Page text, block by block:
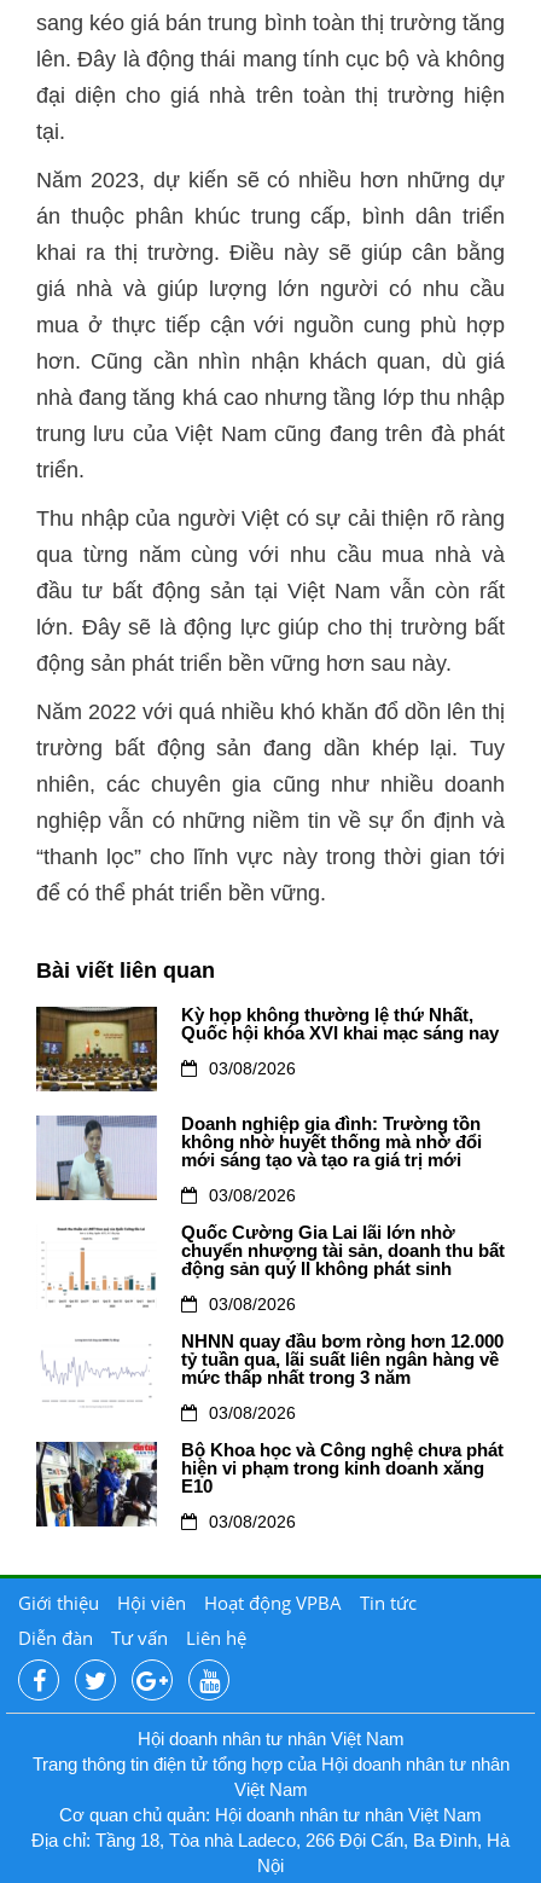
sang kéo giá bán trung bình toàn thị trường tăng
lên. Đây là động thái mang tính cục bộ và không
đại diện cho giá nhà trên toàn thị trường hiện
tại.
Năm 2023, dự kiến sẽ có nhiều hơn những dự
án thuộc phân khúc trung cấp, bình dân triển
khai ra thị trường. Điều này sẽ giúp cân bằng
giá nhà và giúp lượng lớn người có nhu cầu
mua ở thực tiếp cận với nguồn cung phù hợp
hơn. Cũng cần nhìn nhận khách quan, dù giá
nhà đang tăng khá cao nhưng tầng lớp thu nhập
trung lưu của Việt Nam cũng đang trên đà phát
triển.
Thu nhập của người Việt có sự cải thiện rõ ràng
qua từng năm cùng với nhu cầu mua nhà và
đầu tư bất động sản tại Việt Nam vẫn còn rất
lớn. Đây sẽ là động lực giúp cho thị trường bất
động sản phát triển bền vững hơn sau này.
Năm 2022 với quá nhiều khó khăn đổ dồn lên thị
trường bất động sản đang dần khép lại. Tuy
nhiên, các chuyên gia cũng như nhiều doanh
nghiệp vẫn có những niềm tin về sự ổn định và
“thanh lọc” cho lĩnh vực này trong thời gian tới
để có thể phát triển bền vững.
Bài viết liên quan
Kỳ họp không thường lệ thứ Nhất,
Quốc hội khóa XVI khai mạc sáng nay
03/08/2026
Doanh nghiệp gia đình: Trường tồn
không nhờ huyết thống mà nhờ đổi
mới sáng tạo và tạo ra giá trị mới
03/08/2026
Quốc Cường Gia Lai lãi lớn nhờ
chuyển nhượng tài sản, doanh thu bất
động sản quý II không phát sinh
03/08/2026
NHNN quay đầu bơm ròng hơn 12.000
tỷ tuần qua, lãi suất liên ngân hàng về
mức thấp nhất trong 3 năm
03/08/2026
Bộ Khoa học và Công nghệ chưa phát
hiện vi phạm trong kinh doanh xăng
E10
03/08/2026
Giới thiệu Hội viên Hoạt động VPBA
Tin tức
Diễn đàn
Tư vấn Liên hệ
Hội doanh nhân tư nhân Việt Nam
Trang thông tin điện tử tổng hợp của Hội doanh nhân tư nhân
Việt Nam
Cơ quan chủ quản: Hội doanh nhân tư nhân Việt Nam
Địa chỉ: Tầng 18, Tòa nhà Ladeco, 266 Đội Cấn, Ba Đình, Hà
Nội